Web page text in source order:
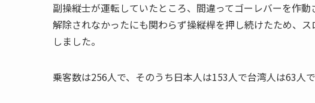
副操縦士が運転していたところ、間違ってゴーレバーを作
解除されなかったにも関わらず操縦桿を押し続けたため、
しました。
乗客数は256人で、そのうち日本人は153人で台湾人は63人で